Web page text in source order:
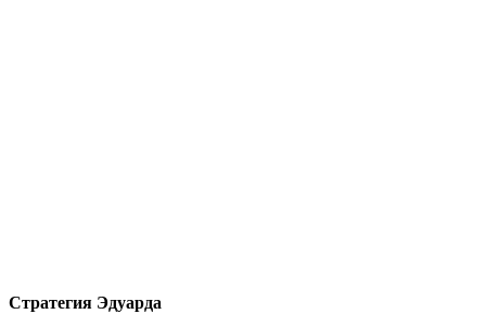
Стратегия Эдуарда